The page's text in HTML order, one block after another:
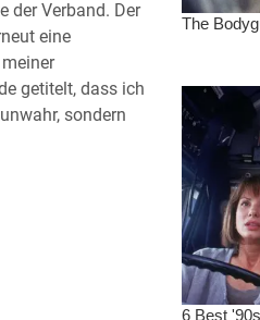
der Verband. Der
eine
getitelt, dass ich
sondern